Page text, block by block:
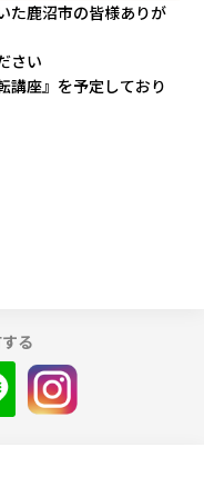
た鹿沼市の皆様ありが
さい
講座』を予定しており
る